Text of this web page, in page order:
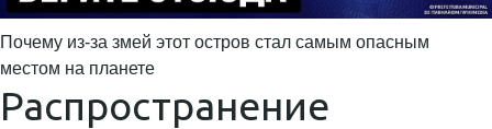
Почему из-за змей этот остров стал самым опасным
местом на планете
Распространение